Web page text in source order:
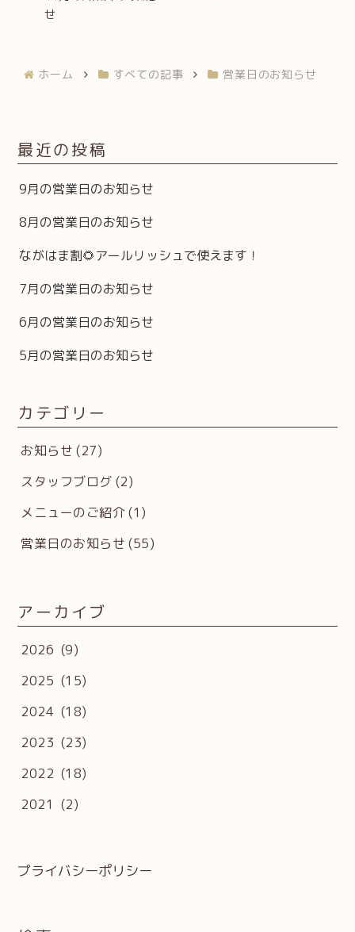
せ
ホーム すべての記事 営業日のお知らせ
最近の投稿
9月の営業日のお知らせ
8月の営業日のお知らせ
ながはま割🌻アールリッシュで使えます！
7月の営業日のお知らせ
6月の営業日のお知らせ
5月の営業日のお知らせ
カテゴリー
お知らせ (27)
スタッフブログ (2)
メニューのご紹介 (1)
営業日のお知らせ (55)
アーカイブ
2026 (9)
2025 (15)
2024 (18)
2023 (23)
2022 (18)
2021 (2)
プライバシーポリシー